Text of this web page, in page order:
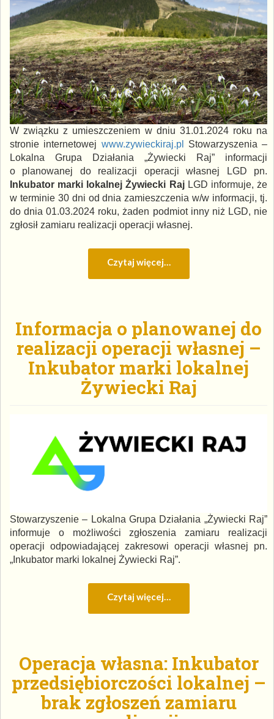
W związku z umieszczeniem w dniu 31.01.2024 roku na
stronie internetowej www.zywieckiraj.pl
Stowarzyszenia –
Lokalna Grupa Działania „Żywiecki Raj” informacji
o planowanej do realizacji operacji własnej LGD pn.
Inkubator marki lokalnej Żywiecki RajLGD informuje, że
w terminie 30 dni od dnia zamieszczenia w/w informacji, tj.
do dnia 01.03.2024 roku, żaden podmiot inny niż LGD, nie
zgłosił zamiaru realizacji operacji własnej.
Czytaj więcej…
Informacja o planowanej do
realizacji operacji własnej –
Inkubator marki lokalnej
Żywiecki Raj
Stowarzyszenie – Lokalna Grupa Działania „Żywiecki Raj”
informuje o możliwości zgłoszenia zamiaru realizacji
operacji odpowiadającej zakresowi operacji własnej pn.
„Inkubator marki lokalnej Żywiecki Raj”.
Czytaj więcej…
Operacja własna: Inkubator
przedsiębiorczości lokalnej –
brak zgłoszeń zamiaru